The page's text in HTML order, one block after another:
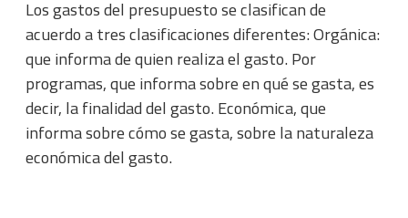
Los gastos del presupuesto se clasifican de
acuerdo a tres clasificaciones diferentes: Orgánica:
que informa de quien realiza el gasto. Por
programas, que informa sobre en qué se gasta, es
decir, la finalidad del gasto. Económica, que
informa sobre cómo se gasta, sobre la naturaleza
económica del gasto.